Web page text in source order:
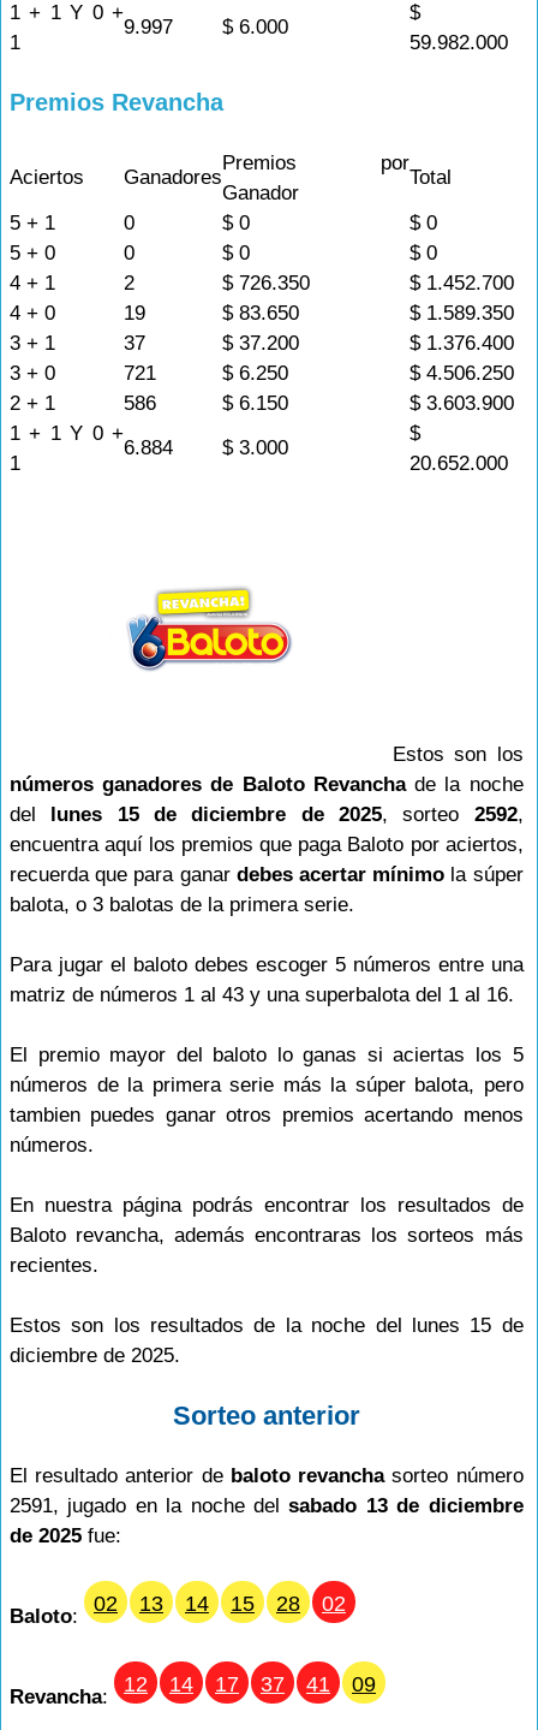
1 + 1 Y 0 +
1
9.997 $ 6.000
$
59.982.000
Premios Revancha
Aciertos Ganadores
Premios por
Ganador
Total
5 + 1
0 $ 0
$ 0
5 + 0
0 $ 0
$ 0
4 + 1
2 $ 726.350
$ 1.452.700
4 + 0
19 $ 83.650
$ 1.589.350
3 + 1
37 $ 37.200
$ 1.376.400
3 + 0
721 $ 6.250
$ 4.506.250
2 + 1
586 $ 6.150
$ 3.603.900
1 + 1 Y 0 +
1
6.884 $ 3.000
$
20.652.000
Estos son los
números ganadores de Baloto Revanchade la noche
del lunes 15 de diciembre de 2025, sorteo 2592,
encuentra aquí los premios que paga Baloto por aciertos,
recuerda que para ganar debes acertar mínimo la súper
balota, o 3 balotas de la primera serie.
Para jugar el baloto debes escoger 5 números entre una
matriz de números 1 al 43 y una superbalota del 1 al 16.
El premio mayor del baloto lo ganas si aciertas los 5
números de la primera serie más la súper balota, pero
tambien puedes ganar otros premios acertando menos
números.
En nuestra página podrás encontrar los resultados de
Baloto revancha, además encontraras los sorteos más
recientes.
Estos son los resultados de la noche del lunes 15 de
diciembre de 2025.
Sorteo anterior
El resultado anterior de baloto revanchasorteo número
2591, jugado en la noche delsabado 13 de diciembre
de 2025 fue:
Baloto:
02 13 14 15 28 02
Revancha:
12 14 17 37 41 09